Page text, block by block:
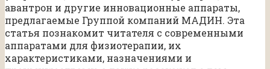
авантрон и другие инновационные аппараты,
предлагаемые Группой компаний МАДИН. Эта
статья познакомит читателя с современными
аппаратами для физиотерапии, их
характеристиками, назначениями и